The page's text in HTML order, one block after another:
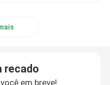
recado
em breve!